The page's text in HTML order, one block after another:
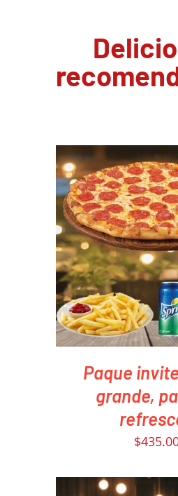
PEDIR AHORA
DETAILS
Paque
grande,
$